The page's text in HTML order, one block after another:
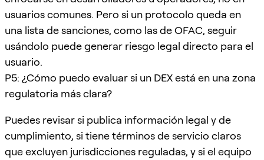
usuarios comunes. Pero si un protocolo queda en
una lista de sanciones, como las de OFAC, seguir
usándolo puede generar riesgo legal directo para el
usuario.
P5: ¿Cómo puedo evaluar si un DEX está en una zona
regulatoria más clara?
Puedes revisar si publica información legal y de
cumplimiento, si tiene términos de servicio claros
que excluyen jurisdicciones reguladas, y si el equipo